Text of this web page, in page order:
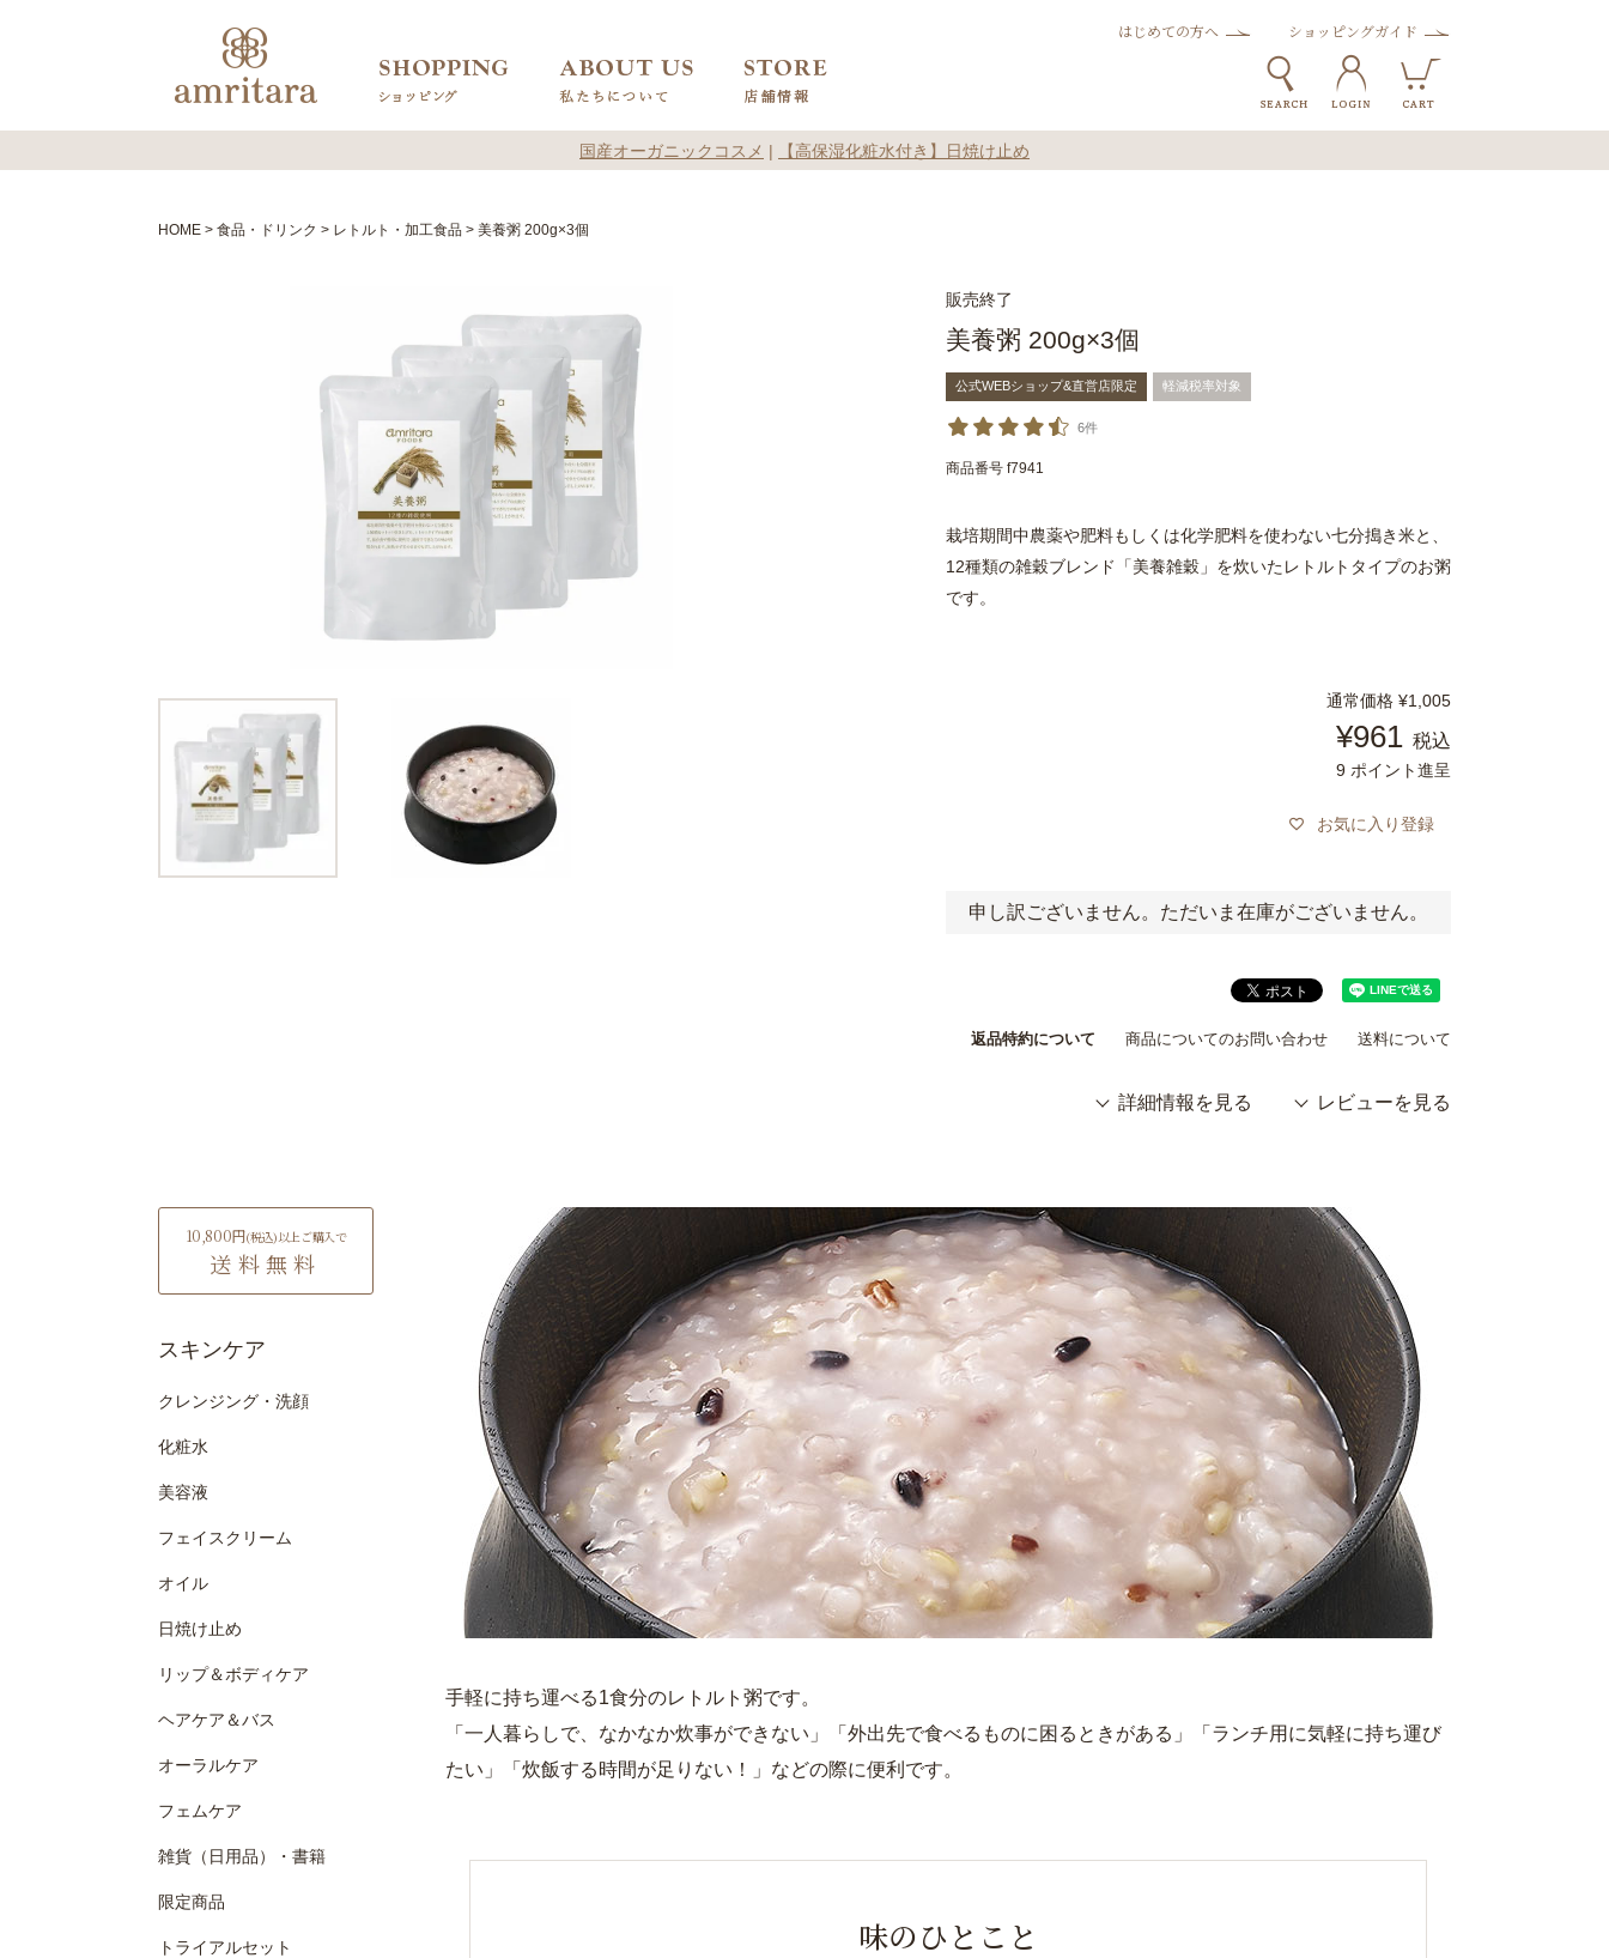
はじめての方へ ショッピングガイド
国産オーガニックコスメ | 【高保湿化粧水付き】日焼け止め
HOME 食品・ドリンク レトルト・加工食品 美養粥 200g×3個
販売終了
美養粥 200g×3個
公式WEBショップ&直営店限定 軽減税率対象
6件
商品番号 f7941
栽培期間中農薬や肥料もしくは化学肥料を使わない七分搗き米と、
12種類の雑穀ブレンド「美養雑穀」を炊いたレトルトタイプのお粥
です。
通常価格 ¥1,005
¥961 税込
9 ポイント進呈
お気に入り登録
申し訳ございません。ただいま在庫がございません。
返品特約について 商品についてのお問い合わせ 送料について
詳細情報を見る レビューを見る
10,800円(税込)以上ご購入で
送料無料
スキンケア
クレンジング・洗顔
化粧水
美容液
フェイスクリーム
オイル
日焼け止め
リップ＆ボディケア
ヘアケア＆バス
オーラルケア
フェムケア
雑貨（日用品）・書籍
限定商品
トライアルセット
手軽に持ち運べる1食分のレトルト粥です。
「一人暮らしで、なかなか炊事ができない」「外出先で食べるものに困るときがある」「ランチ用に気軽に持ち運び
たい」「炊飯する時間が足りない！」などの際に便利です。
味のひとこと